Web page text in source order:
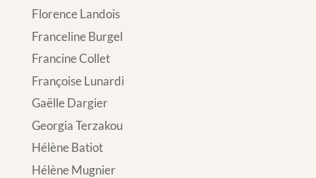
Florence Landois
Franceline Burgel
Francine Collet
Françoise Lunardi
Gaëlle Dargier
Georgia Terzakou
Hélène Batiot
Hélène Mugnier